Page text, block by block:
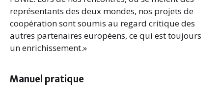
représentants des deux mondes, nos projets de
coopération sont soumis au regard critique des
autres partenaires européens, ce qui est toujours
un enrichissement.»
Manuel pratique